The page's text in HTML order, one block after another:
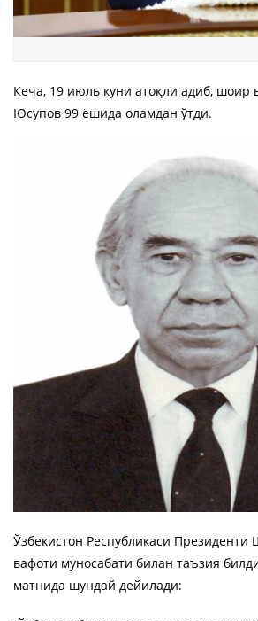
Кеча, 19 июль куни атоқли адиб, шоир
Юсупов 99 ёшида оламдан ўтди.
Ўзбекистон Республикаси Президенти
вафоти муносабати билан таъзия
матнида шундай дейилади: